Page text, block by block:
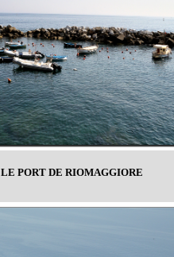
LE PORT DE RIOMAGGIORE